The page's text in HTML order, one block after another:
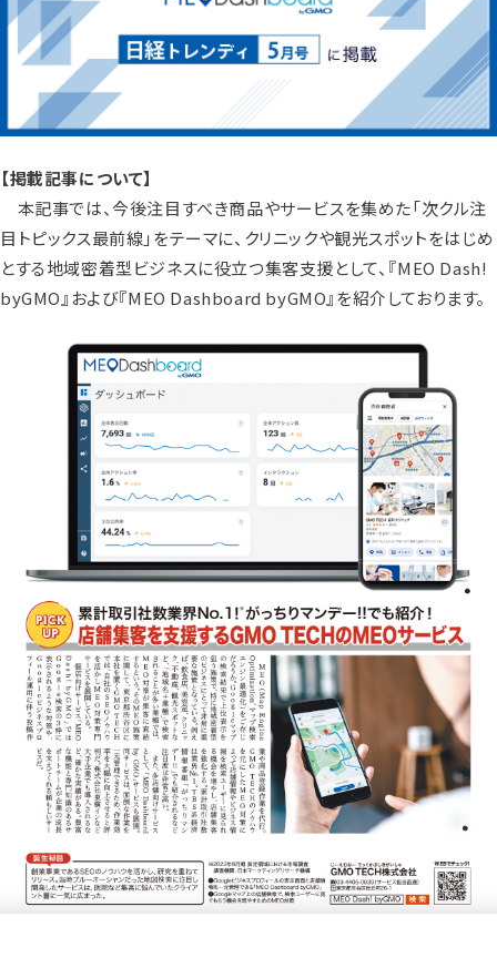
【掲載記事について】
本記事では、今後注目すべき商品やサービスを集めた「次クル注
目トピックス最前線」をテーマに、クリニックや観光スポットをはじめ
とする地域密着型ビジネスに役立つ集客支援として、『MEO Dash!
byGMO』および『MEO Dashboard byGMO』を紹介しております。